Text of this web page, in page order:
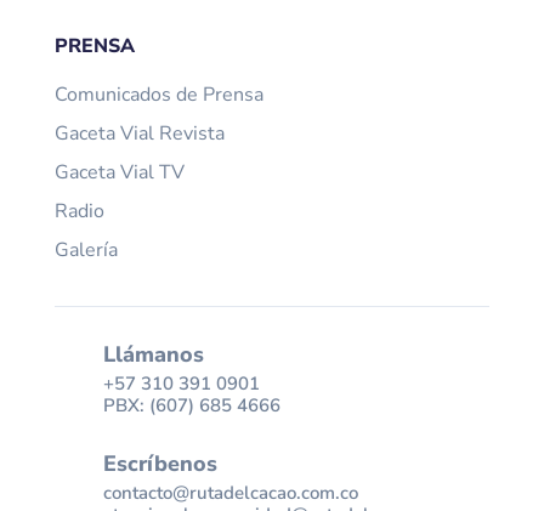
PRENSA
Comunicados de Prensa
Gaceta Vial Revista
Gaceta Vial TV
Radio
Galería
Llámanos
+57 310 391 0901
PBX: (607) 685 4666
Escríbenos
contacto@rutadelcacao.com.co